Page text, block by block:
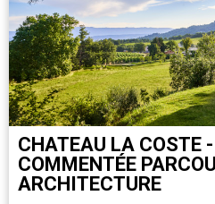
CHATEAU LA COSTE
COMMENTÉE
ARCHITECTURE